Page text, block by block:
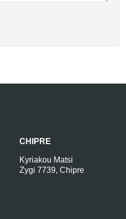
CHIPRE
Kyriakou Matsi
Zygi 7739, Chipre